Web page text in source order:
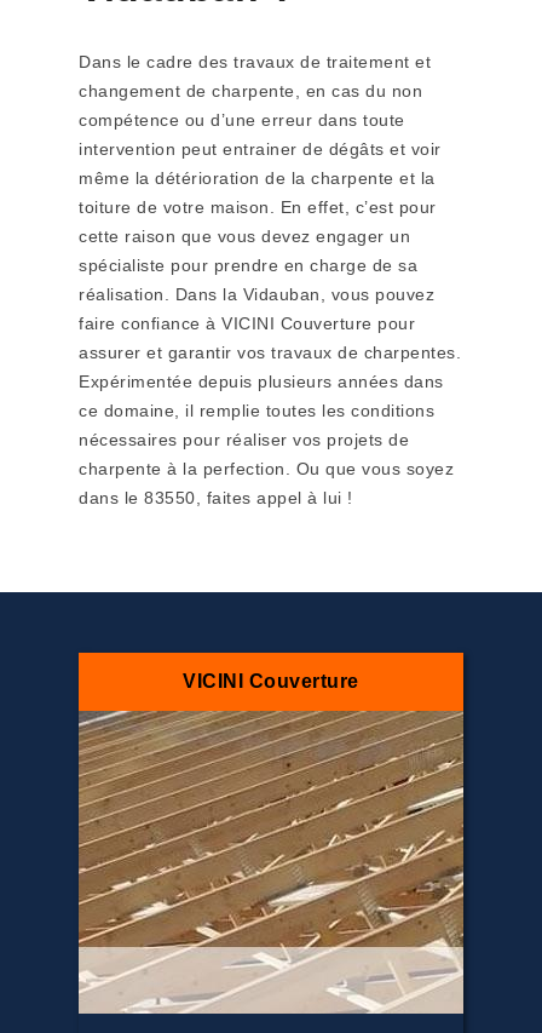
Dans le cadre des travaux de traitement et
changement de charpente, en cas du non
compétence ou d’une erreur dans toute
intervention peut entrainer de dégâts et voir
même la détérioration de la charpente et la
toiture de votre maison. En effet, c’est pour
cette raison que vous devez engager un
spécialiste pour prendre en charge de sa
réalisation. Dans la Vidauban, vous pouvez
faire confiance à VICINI Couverture pour
assurer et garantir vos travaux de charpentes.
Expérimentée depuis plusieurs années dans
ce domaine, il remplie toutes les conditions
nécessaires pour réaliser vos projets de
charpente à la perfection. Ou que vous soyez
dans le 83550, faites appel à lui !
VICINI Couverture